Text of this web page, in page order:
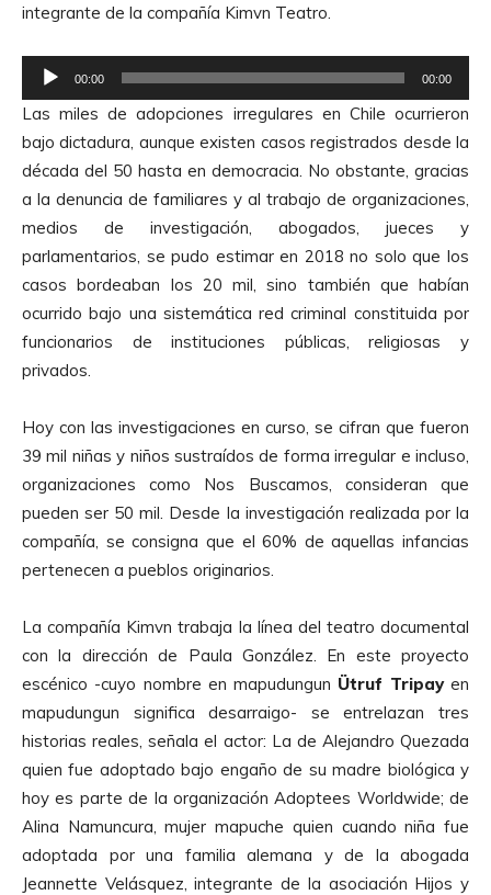
integrante de la compañía Kimvn Teatro.
e
p
r
o
d
u
c
t
o
r
d
A
u
d
i
o
00:00 00:00
Las miles de adopciones irregulares en Chile ocurrieron
bajo dictadura, aunque existen casos registrados desde la
década del 50 hasta en democracia. No obstante, gracias
a la denuncia de familiares y al trabajo de organizaciones,
medios de investigación, abogados, jueces y
parlamentarios, se pudo estimar en 2018 no solo que los
casos bordeaban los 20 mil, sino también que habían
ocurrido bajo una sistemática red criminal constituida por
funcionarios de instituciones públicas, religiosas y
privados.
Hoy con las investigaciones en curso, se cifran que fueron
39 mil niñas y niños sustraídos de forma irregular e incluso,
organizaciones como Nos Buscamos, consideran que
pueden ser 50 mil. Desde la investigación realizada por la
compañía, se consigna que el 60% de aquellas infancias
pertenecen a pueblos originarios.
La compañía Kimvn trabaja la línea del teatro documental
con la dirección de Paula González. En este proyecto
escénico -cuyo nombre en mapudungun Ütruf Tripayen
mapudungun significa desarraigo- se entrelazan tres
historias reales, señala el actor: La de Alejandro Quezada
quien fue adoptado bajo engaño de su madre biológica y
hoy es parte de la organización Adoptees Worldwide; de
Alina Namuncura, mujer mapuche quien cuando niña fue
adoptada por una familia alemana y de la abogada
Jeannette Velásquez, integrante de la asociación Hijos y